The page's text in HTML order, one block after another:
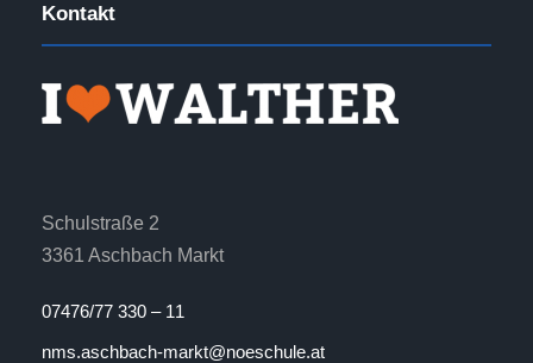
Kontakt
Schulstraße 2
3361 Aschbach Markt
07476/77 330 – 11
nms.aschbach-markt@noeschule.at